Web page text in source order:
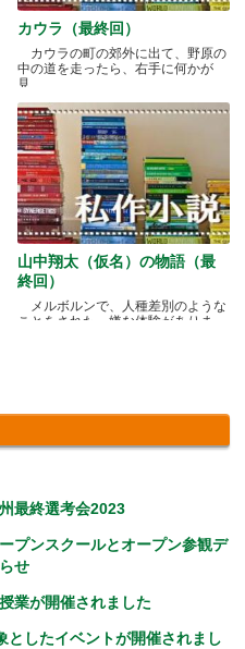
カウラ（最終回）
カウラの町の郊外に出て、野原の
中の道を走ったら、右手に何かが
見.....
山中翔太（仮名）の物語（最
終回）
メルボルンで、人種差別のような
ことをされた、嫌な体験がありま
最終選考会2023
プンスクールとオープン参観デ
せ
業が開催されました
としたイベントが開催されまし